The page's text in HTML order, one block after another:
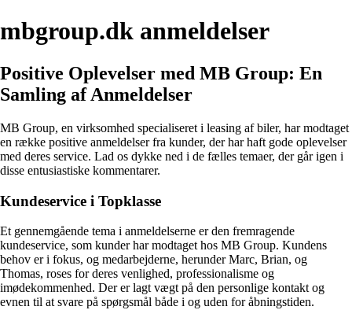
mbgroup.dk anmeldelser
Positive Oplevelser med MB Group: En
Samling af Anmeldelser
MB Group, en virksomhed specialiseret i leasing af biler, har modtaget
en række positive anmeldelser fra kunder, der har haft gode oplevelser
med deres service. Lad os dykke ned i de fælles temaer, der går igen i
disse entusiastiske kommentarer.
Kundeservice i Topklasse
Et gennemgående tema i anmeldelserne er den fremragende
kundeservice, som kunder har modtaget hos MB Group. Kundens
behov er i fokus, og medarbejderne, herunder Marc, Brian, og
Thomas, roses for deres venlighed, professionalisme og
imødekommenhed. Der er lagt vægt på den personlige kontakt og
evnen til at svare på spørgsmål både i og uden for åbningstiden.